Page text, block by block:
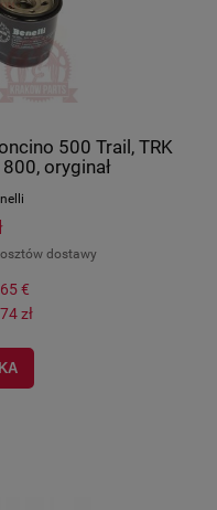
500 Trail, TRK
oryginał
dostawy
€
zł